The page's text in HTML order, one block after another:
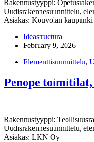
Rakennustyyppi:
Uudisrakennesuunnittelu,
Asiakas: Kouvolan kaupunki
Ideastructura
February 9, 2026
Elementtisuunnittelu,
Penope
Rakennustyyppi:
Uudisrakennesuunnittelu,
Asiakas: LKN Oy